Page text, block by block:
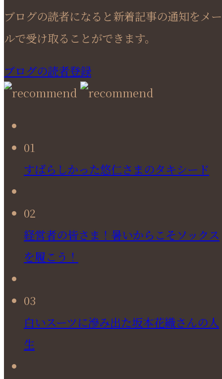
ブログの読者になると新着記事の通知をメー
ルで受け取ることができます。
ブログの読者登録
01
すばらしかった悠仁さまのタキシード
02
経営者の皆さま！暑いからこそソックス
を履こう！
03
白いスーツに滲み出た坂本花織さんの人
生